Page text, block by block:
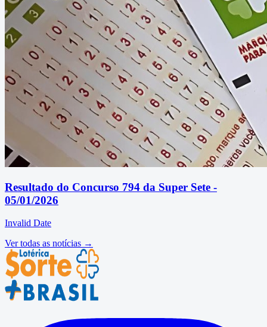
Resultado do Concurso 794 da Super Sete -
05/01/2026
Invalid Date
Ver todas as notícias →